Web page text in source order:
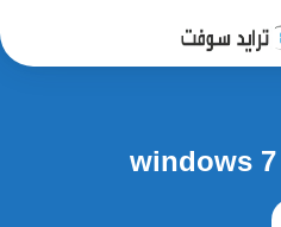
windows